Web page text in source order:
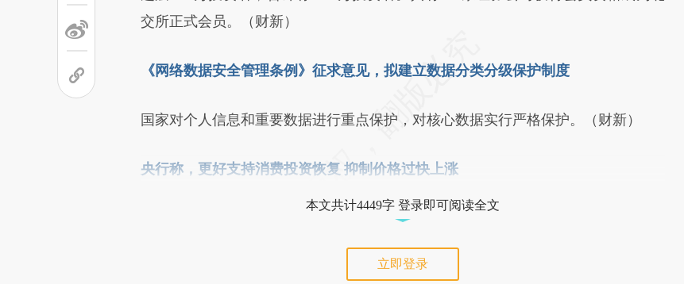
交所正式会员。（财新）
《网络数据安全管理条例》征求意见，拟建立数据分类分级保护制度
国家对个人信息和重要数据进行重点保护，对核心数据实行严格保护。（财新）
央行称，更好支持消费投资恢复 抑制价格过快上涨
本文共计4449字 登录即可阅读全文
立即登录